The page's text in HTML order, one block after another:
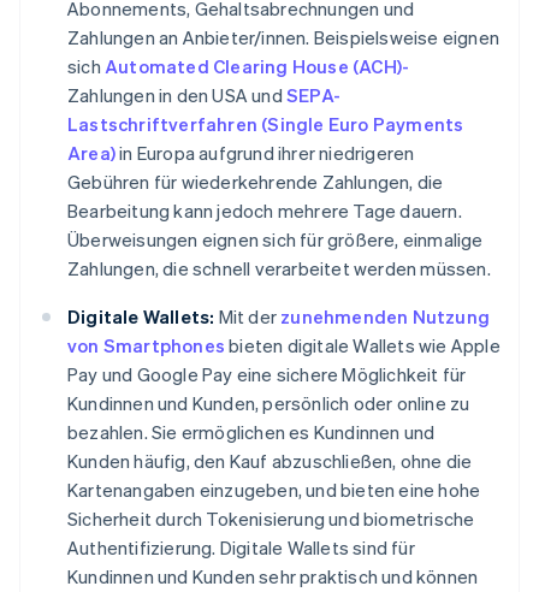
Abonnements, Gehaltsabrechnungen und
Zahlungen an Anbieter/innen. Beispielsweise eignen
sich Automated Clearing House (ACH)-
Zahlungen in den USA und SEPA-
Lastschriftverfahren (Single Euro Payments
Area)in Europa aufgrund ihrer niedrigeren
Gebühren für wiederkehrende Zahlungen, die
Bearbeitung kann jedoch mehrere Tage dauern.
Überweisungen eignen sich für größere, einmalige
Zahlungen, die schnell verarbeitet werden müssen.
Digitale Wallets: Mit der zunehmenden Nutzung
von Smartphones bieten digitale Wallets wie Apple
Pay und Google Pay eine sichere Möglichkeit für
Kundinnen und Kunden, persönlich oder online zu
bezahlen. Sie ermöglichen es Kundinnen und
Kunden häufig, den Kauf abzuschließen, ohne die
Kartenangaben einzugeben, und bieten eine hohe
Sicherheit durch Tokenisierung und biometrische
Authentifizierung. Digitale Wallets sind für
Kundinnen und Kunden sehr praktisch und können